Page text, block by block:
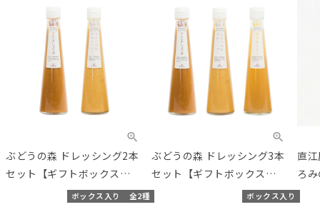
ぶどうの森 ドレッシング2本
セット【ギフトボックス入
り】／Amingオリジナルセ
ボックス入り 全2種
ぶどうの森 ドレッシング3本
セット【ギフトボックス入
り】／Amingオリジナルセ
ボックス入り
直
ろ